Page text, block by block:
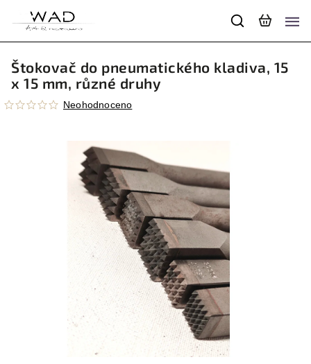
Štokovač do pneumatického kladiva, 15
x 15 mm, různé druhy
Neohodnoceno